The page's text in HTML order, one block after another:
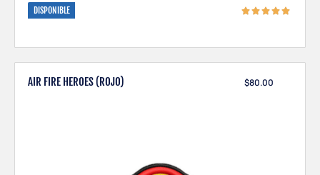
DISPONIBLE
AIR FIRE HEROES (ROJO) $80.00